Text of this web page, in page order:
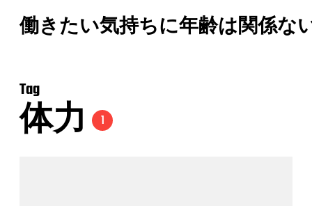
働きたい気持ちに年齢は関係な
Tag
体力 1